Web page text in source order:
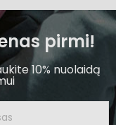
pirmi!
10% nuolaidą